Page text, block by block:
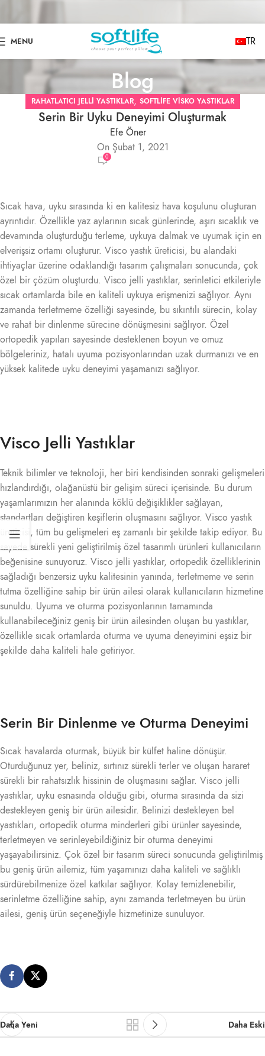
MENU TR
Blog
RAHATLATICI JELLI YASTIKLAR, SOFTLIFE VISKO YASTIKLAR
Serin Bir Uyku Deneyimi Oluşturmak
Efe Öner
On Şubat 1, 2021
0
Sıcak hava, uyku sırasında ki en kalitesiz hava koşulunu oluşturan
ayrıntıdır. Özellikle yaz aylarının sıcak günlerinde, aşırı sıcaklık ve
devamında oluşturduğu terleme, uykuya dalmak ve uyumak için en
elverişsiz ortamı oluşturur. Visco yastık üreticisi, bu alandaki
ihtiyaçlar üzerine odaklandığı tasarım çalışmaları sonucunda, çok
özel bir çözüm oluşturdu. Visco jelli yastıklar, serinletici etkileriyle
sıcak ortamlarda bile en kaliteli uykuya erişmenizi sağlıyor. Aynı
zamanda terletmeme özelliği sayesinde, bu sıkıntılı sürecin, kolay
ve rahat bir dinlenme sürecine dönüşmesini sağlıyor. Özel
ortopedik yapıları sayesinde desteklenen boyun ve omuz
bölgeleriniz, hatalı uyuma pozisyonlarından uzak durmanızı ve en
yüksek kalitede uyku deneyimi yaşamanızı sağlıyor.
Visco Jelli Yastıklar
Teknik bilimler ve teknoloji, her biri kendisinden sonraki gelişmeleri
hızlandırdığı, olağanüstü bir gelişim süreci içerisinde. Bu durum
yaşamlarımızın her alanında köklü değişiklikler sağlayan,
standartları değiştiren keşiflerin oluşmasını sağlıyor. Visco yastık
üreticisi, tüm bu gelişmeleri eş zamanlı bir şekilde takip ediyor. Bu
sayede sürekli yeni geliştirilmiş özel tasarımlı ürünleri kullanıcıların
beğenisine sunuyoruz. Visco jelli yastıklar, ortopedik özelliklerinin
sağladığı benzersiz uyku kalitesinin yanında, terletmeme ve serin
tutma özelliğine sahip bir ürün ailesi olarak kullanıcıların hizmetine
sunuldu. Uyuma ve oturma pozisyonlarının tamamında
kullanabileceğiniz geniş bir ürün ailesinden oluşan bu yastıklar,
özellikle sıcak ortamlarda oturma ve uyuma deneyimini eşsiz bir
şekilde daha kaliteli hale getiriyor.
Serin Bir Dinlenme ve Oturma Deneyimi
Sıcak havalarda oturmak, büyük bir külfet haline dönüşür.
Oturduğunuz yer, beliniz, sırtınız sürekli terler ve oluşan hararet
sürekli bir rahatsızlık hissinin de oluşmasını sağlar. Visco jelli
yastıklar, uyku esnasında olduğu gibi, oturma sırasında da sizi
destekleyen geniş bir ürün ailesidir. Belinizi destekleyen bel
yastıkları, ortopedik oturma minderleri gibi ürünler sayesinde,
terletmeyen ve serinleyebildiğiniz bir oturma deneyimi
yaşayabilirsiniz. Çok özel bir tasarım süreci sonucunda geliştirilmiş
bu geniş ürün ailemiz, tüm yaşamınızı daha kaliteli ve sağlıklı
sürdürebilmenize özel katkılar sağlıyor. Kolay temizlenebilir,
serinletme özelliğine sahip, aynı zamanda terletmeyen bu ürün
ailesi, geniş ürün seçeneğiyle hizmetinize sunuluyor.
Daha Yeni Daha Eski